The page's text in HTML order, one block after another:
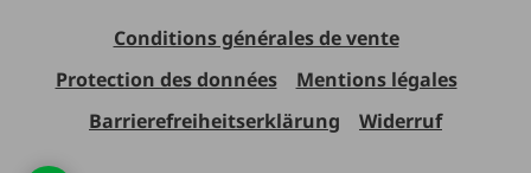
Conditions générales de vente
Protection des données
Mentions légales
Barrierefreiheitserklärung
Widerruf